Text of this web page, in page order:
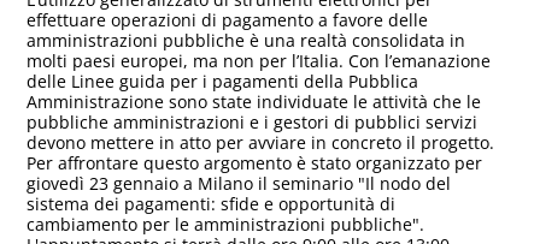
effettuare operazioni di pagamento a favore delle
amministrazioni pubbliche è una realtà consolidata in
molti paesi europei, ma non per l’Italia. Con l’emanazione
delle Linee guida per i pagamenti della Pubblica
Amministrazione sono state individuate le attività che le
pubbliche amministrazioni e i gestori di pubblici servizi
devono mettere in atto per avviare in concreto il progetto.
Per affrontare questo argomento è stato organizzato per
giovedì 23 gennaio a Milano il seminario "Il nodo del
sistema dei pagamenti: sfide e opportunità di
cambiamento per le amministrazioni pubbliche".